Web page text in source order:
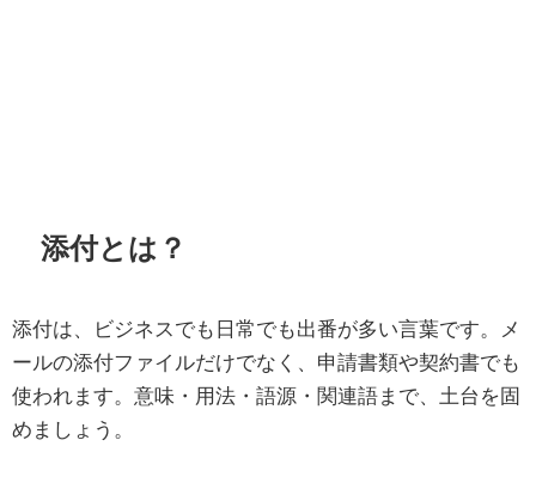
添付とは？
添付は、ビジネスでも日常でも出番が多い言葉です。メ
ールの添付ファイルだけでなく、申請書類や契約書でも
使われます。意味・用法・語源・関連語まで、土台を固
めましょう。